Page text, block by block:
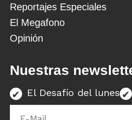
Reportajes Especiales
El Megafono
Opinión
Nuestras
El Desafío del lunes